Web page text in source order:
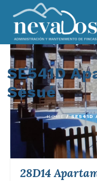
SE541D
Sesué
HOME /SE541D
28D14